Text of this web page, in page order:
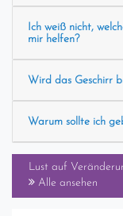
Ich weiß nicht,
mir helfen?
Wird das Geschirr
Warum sollte ich
Lust auf
Alle ansehen